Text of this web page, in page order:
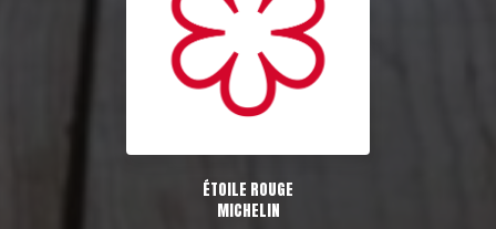
ÉTOILE ROUGE
MICHELIN